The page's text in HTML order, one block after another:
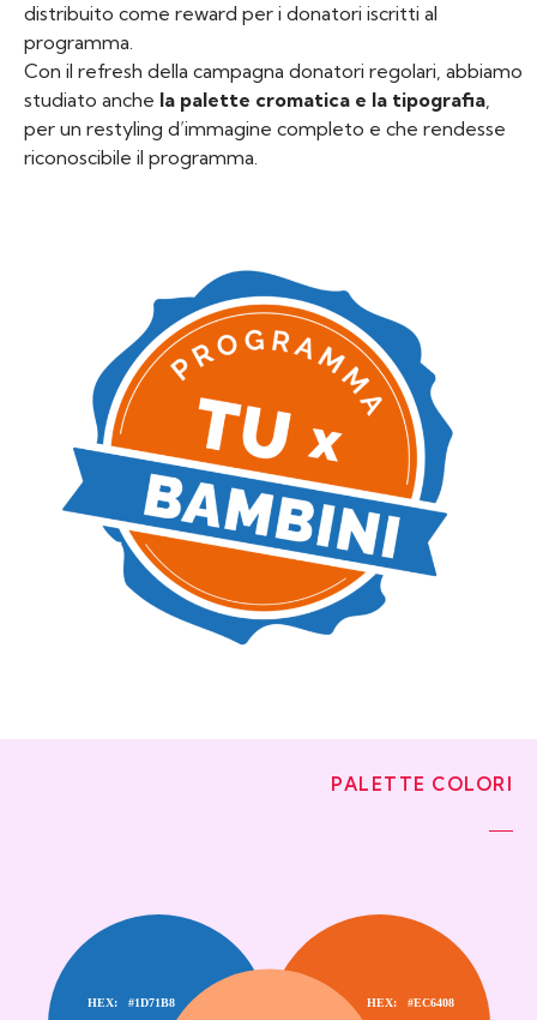
distribuito come reward per i donatori iscritti al
programma.
Con il refresh della campagna donatori regolari, abbiamo
studiato anche la palette cromatica e la tipografia,
per un restyling d’immagine completo e che rendesse
riconoscibile il programma.
PALETTE COLORI